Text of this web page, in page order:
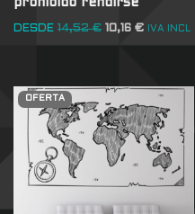
DESDE 14,52€ 10,16 € IVA INCL
OFERTA